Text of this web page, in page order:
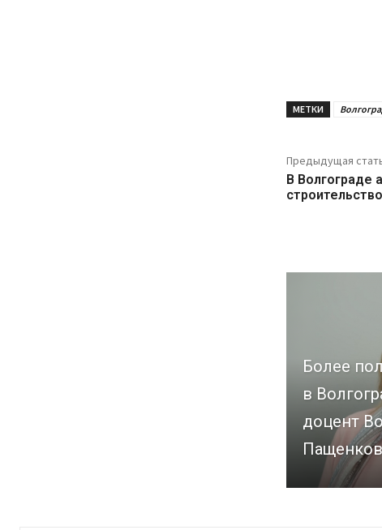
МЕТКИ
Предыдущая
В Волгограде
Более
в
доцент